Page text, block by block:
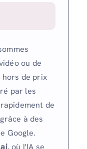
ou de
hors de prix
par les
de
à des
Google.